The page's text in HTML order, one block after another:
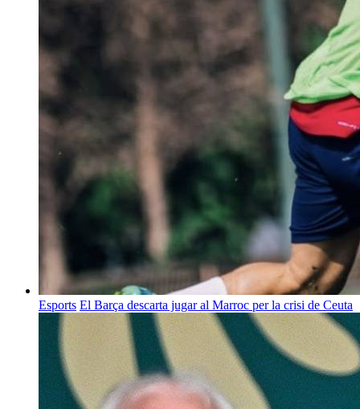
Esports El Barça descarta jugar al Marroc per la crisi de Ceuta